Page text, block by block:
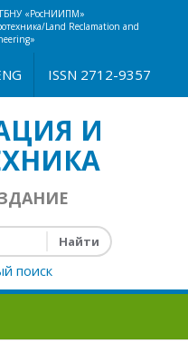
«РосНИИПМ»
Land Reclamation and
ISSN 2712-9357
И
поиск